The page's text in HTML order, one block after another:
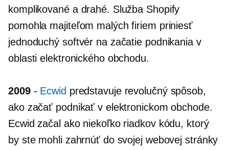
komplikované a drahé. Služba Shopify
pomohla majiteľom malých firiem priniesť
jednoduchý softvér na začatie podnikania v
oblasti elektronického obchodu.
2009- Ecwid predstavuje revolučný spôsob,
ako začať podnikať v elektronickom obchode.
Ecwid začal ako niekoľko riadkov kódu, ktorý
by ste mohli zahrnúť do svojej webovej stránky